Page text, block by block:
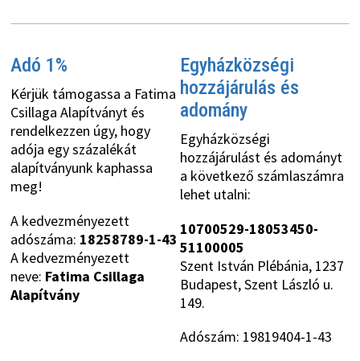
Adó 1%
Kérjük támogassa a Fatima
Csillaga Alapítványt és
rendelkezzen úgy, hogy
adója egy százalékát
alapítványunk kaphassa
meg!
A kedvezményezett
adószáma: 18258789-1-43
A kedvezményezett
neve: Fatima Csillaga
Alapítvány
Egyházközségi
hozzájárulás és
adomány
Egyházközségi
hozzájárulást és adományt
a következő számlaszámra
lehet utalni:
10700529-18053450-
51100005
Szent István Plébánia, 1237
Budapest, Szent László u.
149.
Adószám: 19819404-1-43